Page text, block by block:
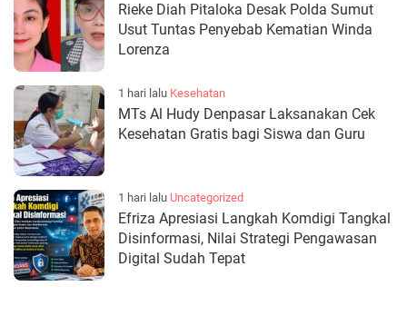
Rieke Diah Pitaloka Desak Polda Sumut
Usut Tuntas Penyebab Kematian Winda
Lorenza
1 hari lalu Kesehatan
MTs Al Hudy Denpasar Laksanakan Cek
Kesehatan Gratis bagi Siswa dan Guru
1 hari lalu Uncategorized
Efriza Apresiasi Langkah Komdigi Tangkal
Disinformasi, Nilai Strategi Pengawasan
Digital Sudah Tepat